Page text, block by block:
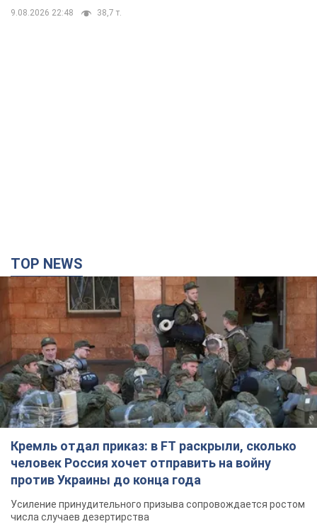
9.08.2026 22:48 38,7 т.
TOP NEWS
Кремль отдал приказ: в FT раскрыли, сколько
человек Россия хочет отправить на войну
против Украины до конца года
Усиление принудительного призыва сопровождается ростом
числа случаев дезертирства